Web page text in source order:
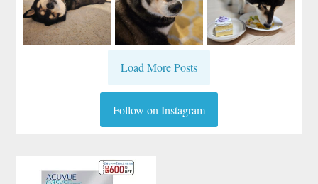
Load More Posts
Follow on Instagram